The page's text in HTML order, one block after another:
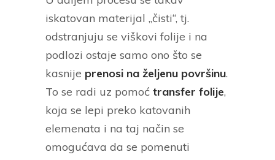
iskatovan materijal „čisti“, tj.
odstranjuju se viškovi folije i na
podlozi ostaje samo ono što se
kasnije prenosi na željenu površinu.
To se radi uz pomoć transfer folije,
koja se lepi preko katovanih
elemenata i na taj način se
omogućava da se pomenuti